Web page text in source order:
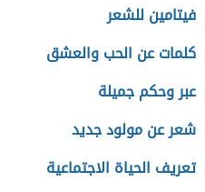
فيتامين للشعر
كلمات عن الحب والعشق
عبر وحكم جميلة
شعر عن مولود جديد
تعريف الحياة الاجتماعية